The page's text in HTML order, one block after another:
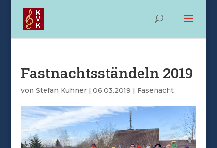
Fastnachtsständeln 2019
von Stefan Kühner| 06.03.2019 | Fasenacht